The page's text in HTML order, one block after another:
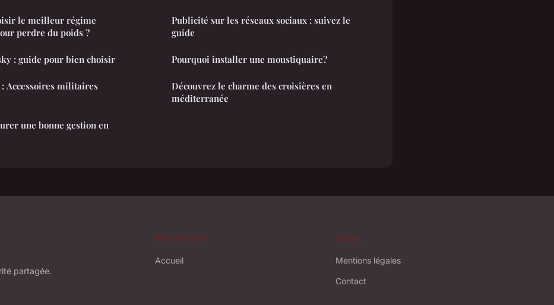
le meilleur régime
perdre du poids ?
: guide pour bien choisir
Accessoires militaires
une bonne gestion en
Publicité sur les réseaux sociaux : suivez le
guide
Pourquoi installer une moustiquaire?
Découvrez le charme des croisières en
méditerranée
partagée.
NAVIGATION
Accueil
LÉGAL
Mentions légales
Contact